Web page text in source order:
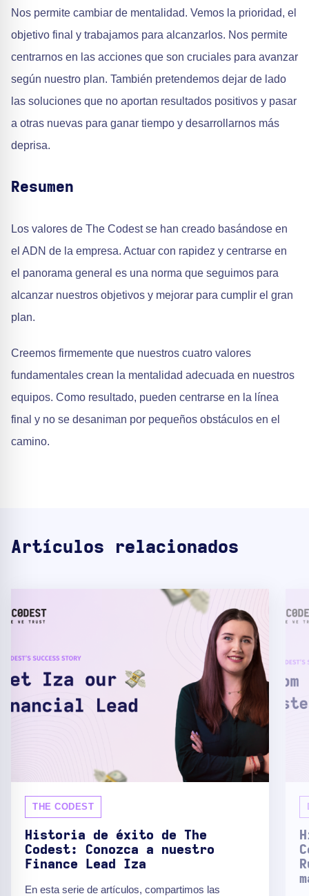
Nos permite cambiar de mentalidad. Vemos la prioridad, el
objetivo final y trabajamos para alcanzarlos. Nos permite
centrarnos en las acciones que son cruciales para avanzar
según nuestro plan. También pretendemos dejar de lado
las soluciones que no aportan resultados positivos y pasar
a otras nuevas para ganar tiempo y desarrollarnos más
deprisa.
Resumen
Los valores de The Codest se han creado basándose en
el ADN de la empresa. Actuar con rapidez y centrarse en
el panorama general es una norma que seguimos para
alcanzar nuestros objetivos y mejorar para cumplir el gran
plan.
Creemos firmemente que nuestros cuatro valores
fundamentales crean la mentalidad adecuada en nuestros
equipos. Como resultado, pueden centrarse en la línea
final y no se desaniman por pequeños obstáculos en el
camino.
Artículos relacionados
THE CODEST
Historia de éxito de The
Codest: Conozca a nuestro
Finance Lead Iza
En esta serie de artículos, compartimos las